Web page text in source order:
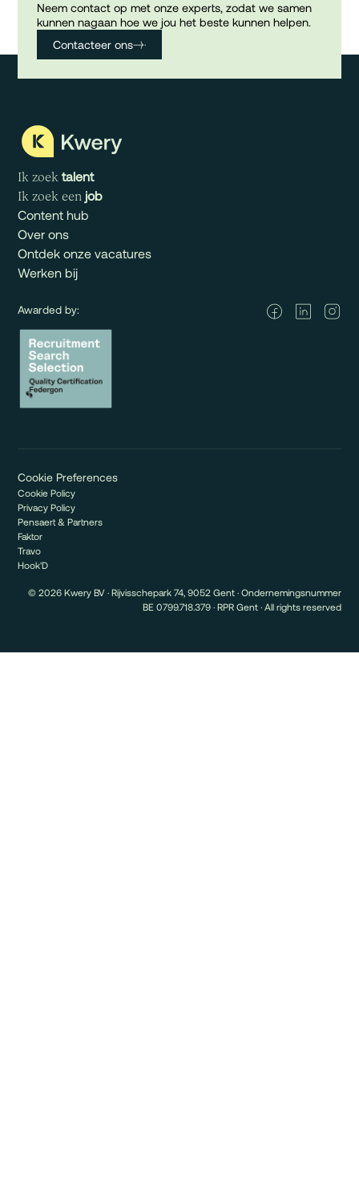
Neem contact op met onze experts, zodat we samen
kunnen nagaan hoe we jou het beste kunnen helpen.
Contacteer ons
Ik zoek talent
Ik zoek een job
Content hub
Over ons
Ontdek onze vacatures
Werken bij
Awarded by:
Cookie Preferences
Cookie Policy
Privacy Policy
Pensaert & Partners
Faktor
Travo
Hook'D
© 2026 Kwery BV · Rijvisschepark 74, 9052 Gent · Ondernemingsnummer
BE 0799.718.379 · RPR Gent · All rights reserved